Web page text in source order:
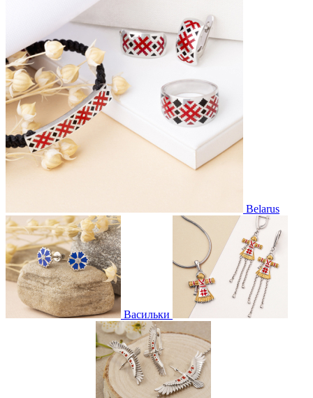
Belarus
Васильки